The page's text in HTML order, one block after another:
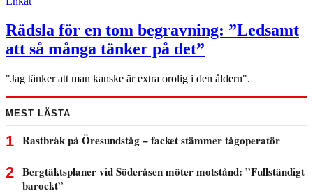
Rädsla för en tom begravning: ”Ledsamt
att så många tänker på det”
"Jag tänker att man kanske är extra orolig i den åldern".